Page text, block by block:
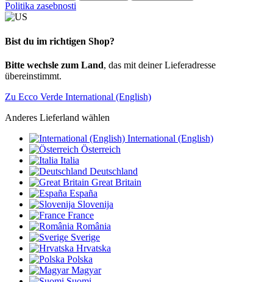
Politika zasebnosti
Bist du im richtigen Shop?
Bitte wechsle zum Land, das mit deiner Lieferadresse
übereinstimmt.
Zu Ecco Verde International (English)
Anderes Lieferland wählen
International (English)
Österreich
Italia
Deutschland
Great Britain
España
Slovenija
France
România
Sverige
Hrvatska
Polska
Magyar